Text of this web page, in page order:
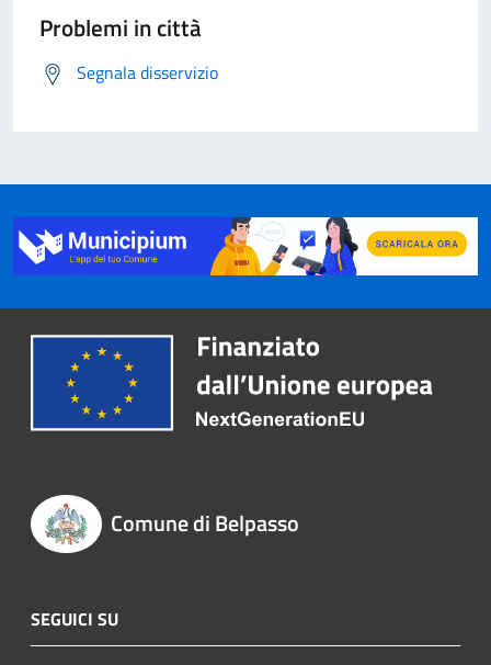
Problemi in città
Segnala disservizio
Comune di Belpasso
SEGUICI SU